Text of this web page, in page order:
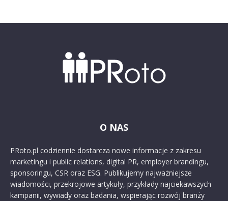
O NAS
PRoto.pl codziennie dostarcza nowe informacje z zakresu
marketingu i public relations, digital PR, employer brandingu,
sponsoringu, CSR oraz ESG. Publikujemy najważniejsze
wiadomości, przekrojowe artykuły, przykłady najciekawszych
kampanii, wywiady oraz badania, wspierając rozwój branży